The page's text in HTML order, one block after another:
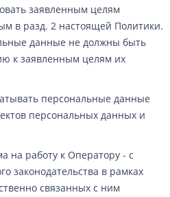
заявленным целям
в разд. 2 настоящей Политики.
данные не должны быть
к заявленным целям их
персональные данные
персональных данных и
на работу к Оператору - с
законодательства в рамках
связанных с ним